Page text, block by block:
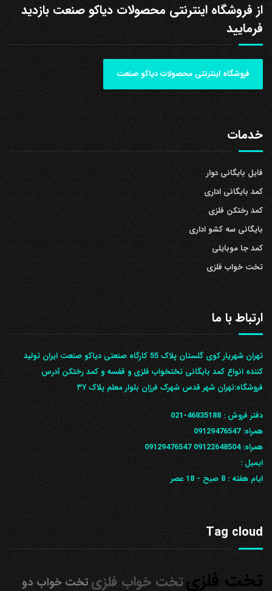
از فروشگاه اینترنتی محصولات دیاکو صنعت بازدید
فرمایید
فروشگاه اینترنتی محصولات دیاکو صنعت
خدمات
فایل بایگانی دوار
کمد بایگانی اداری
کمد رختکن فلزی
بایگانی سه کشو اداری
کمد جا موبایلی
تخت خواب فلزی
ارتباط با ما
تهران شهریار کوی گلستان پلاک 55 کارگاه صنعتی دیاکو صنعت ایران تولید
کننده انواع کمد بایگانی تختخواب فلزی و قفسه و کمد رختکن آدرس
ف‍روشگاه:تهران شهر قدس شهرک فرزان بلوار معلم پلاک ۳۷
دفتر فروش :46835188-021
همراه:09129476547
همراه: 09122648504
09129476547
ایمیل :
ایام هفته :8 صبح - 18 عصر
Tag cloud
تخت فلزیتخت خواب فلزیتخت خواب دو